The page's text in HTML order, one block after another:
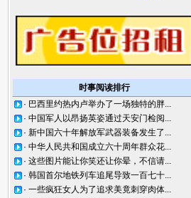
时事阅读排行
· 巴西里约热内卢举办了一场独特的胖...
· 中国军人以昂扬英姿通过天安门检阅...
· 新中国六十年解放军武器装备发生了...
· 中华人民共和国成立六十周年群众花...
· 这些图片能让你笑还让你晕，不信请...
· 韩国首尔地铁列车追尾导致一百七十...
· 一些疯狂女人为了追求美竟刺穿肉体...